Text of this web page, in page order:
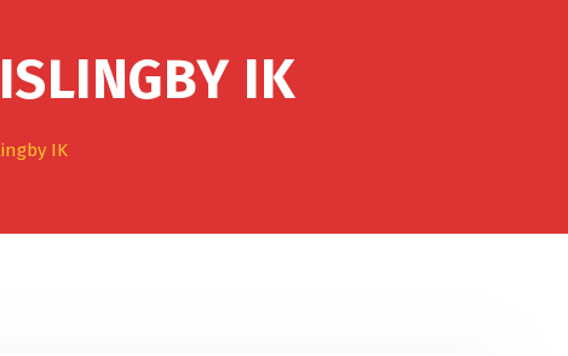
IK
IK